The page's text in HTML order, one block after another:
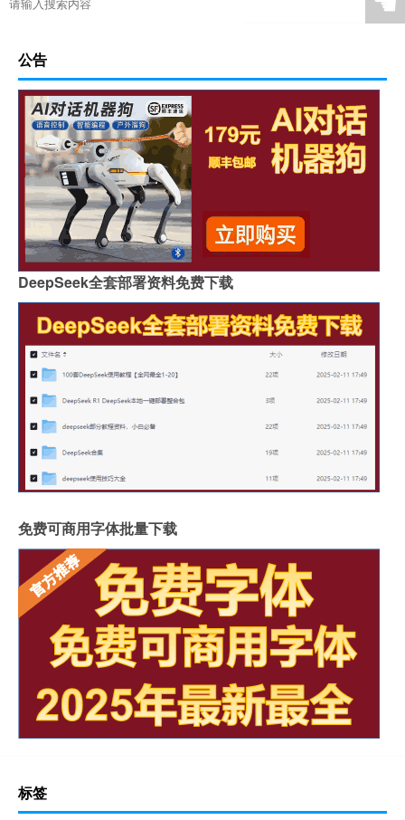
公告
DeepSeek全套部署资料免费下载
免费可商用字体批量下载
标签